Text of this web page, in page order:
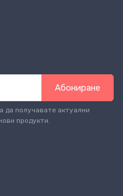
Абониране
да получавате актуални
продукти.